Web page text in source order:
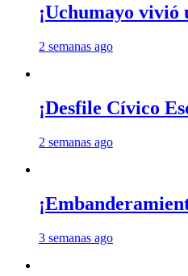
¡Uchumayo
2 semanas ago
¡Desfile Cívico
2 semanas ago
3 semanas ago